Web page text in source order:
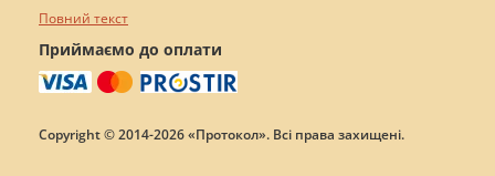
Повний текст
Приймаємо до оплати
Copyright © 2014-2026 «Протокол». Всі права захищені.